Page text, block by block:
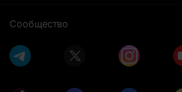
Сообщество